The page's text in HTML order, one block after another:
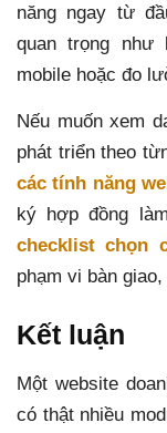
năng ngay từ
quan trọng như
mobile hoặc đo
Nếu muốn xem
phát triển theo
các tính năng
ký hợp đồng
checklist chọn
phạm vi bàn
Kết luận
Một website
có thật nhiều